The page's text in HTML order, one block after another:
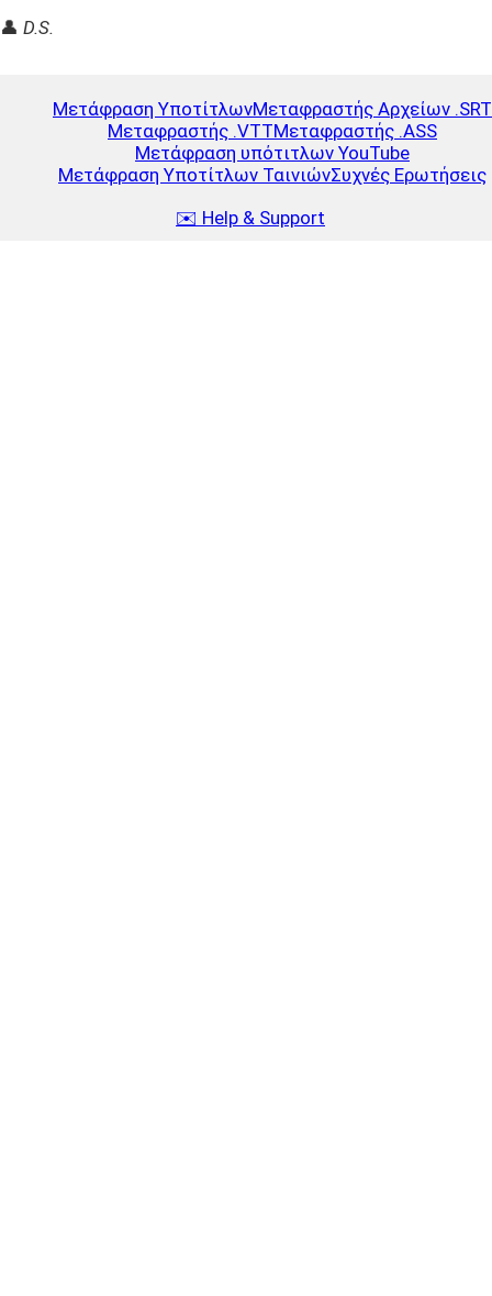
👤 D.S.
Μετάφραση ΥποτίτλωνΜεταφραστής Αρχείων .SRT
Μεταφραστής .VTTΜεταφραστής .ASS
Μετάφραση υπότιτλων YouTube
Μετάφραση Υποτίτλων ΤαινιώνΣυχνές Ερωτήσεις
✉️ Help & Support